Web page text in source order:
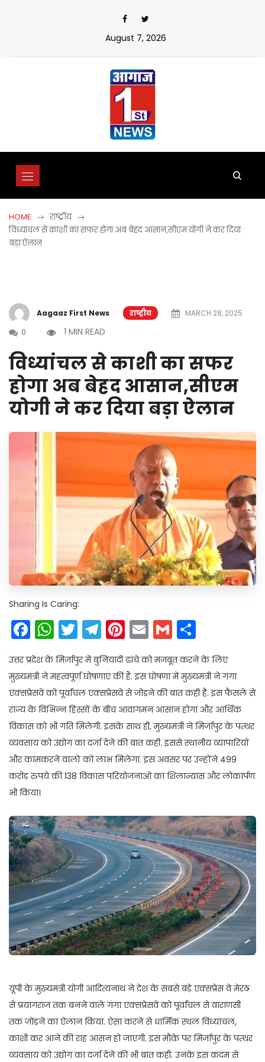
August 7, 2026
HOME
राष्ट्रीय
विध्यांचल से काशी का सफर होगा अब बेहद आसान,सीएम योगी ने कर दिया
बड़ा ऐलान
Aagaaz First News राष्ट्रीय
MARCH 28, 2025
0
1 MIN READ
विध्यांचल से काशी का सफर
होगा अब बेहद आसान,सीएम
योगी ने कर दिया बड़ा ऐलान
Sharing Is Caring:
Facebook
WhatsApp
Twitter
Telegram
Pinterest
EmailGmail
उत्तर प्रदेश के मिर्जापुर में बुनियादी ढांचे को मजबूत करने के लिए
मुख्यमंत्री ने महत्वपूर्ण घोषणाएं की हैं. इस घोषणा में मुख्यमंत्री ने गंगा
एक्सप्रेसवे को पूर्वांचल एक्सप्रेसवे से जोड़ने की बात कही है. इस फैसले से
राज्य के विभिन्न हिस्सों के बीच आवागमन आसान होगा और आर्थिक
विकास को भी गति मिलेगी. इसके साथ ही, मुख्यमंत्री ने मिर्जापुर के पत्थर
व्यवसाय को उद्योग का दर्जा देने की बात कही. इससे स्थानीय व्यापारियों
और कामकरने वालों को लाभ मिलेगा. इस अवसर पर उन्होंने 499
करोड़ रुपये की 138 विकास परियोजनाओं का शिलान्यास और लोकार्पण
भी किया।
यूपी के मुख्यमंत्री योगी आदित्यनाथ ने देश के सबसे बड़े एक्सप्रेस वे मेरठ
से प्रयागराज तक बनने वाले गंगा एक्सप्रेसवे को पूर्वांचल से वाराणसी
तक जोड़ने का ऐलान किया. ऐसा करने से धार्मिक स्थल विध्यांचल,
काशी कर आने की राह आसन हो जाएगी. इस मौके पर मिर्जापुर के पत्थर
व्यवसाय को उद्योग का दर्जा देने की भी बात कही. उनके इस कदम से